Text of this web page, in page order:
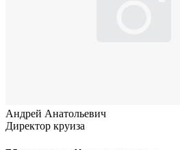
Андрей Анатольевич
Директор круиза